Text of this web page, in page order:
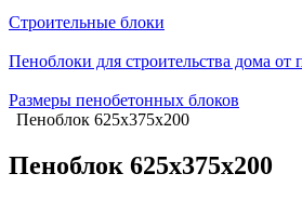
Строительные блоки
Пеноблоки для строительства дома от
Размеры пенобетонных блоков
Пеноблок 625х375х200
Пеноблок 625х375х200